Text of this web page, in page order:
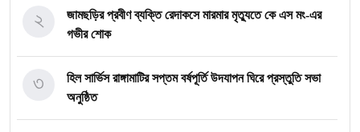
জামছড়ির প্রবীণ ব্যক্তি রেদাকসে মারমার মৃত্যুতে কে এস মং-এর
গভীর শোক
২
হিল সার্ভিস রাঙ্গামাটির সপ্তম বর্ষপূর্তি উদযাপন ঘিরে প্রস্তুতি সভা
অনুষ্ঠিত
৩